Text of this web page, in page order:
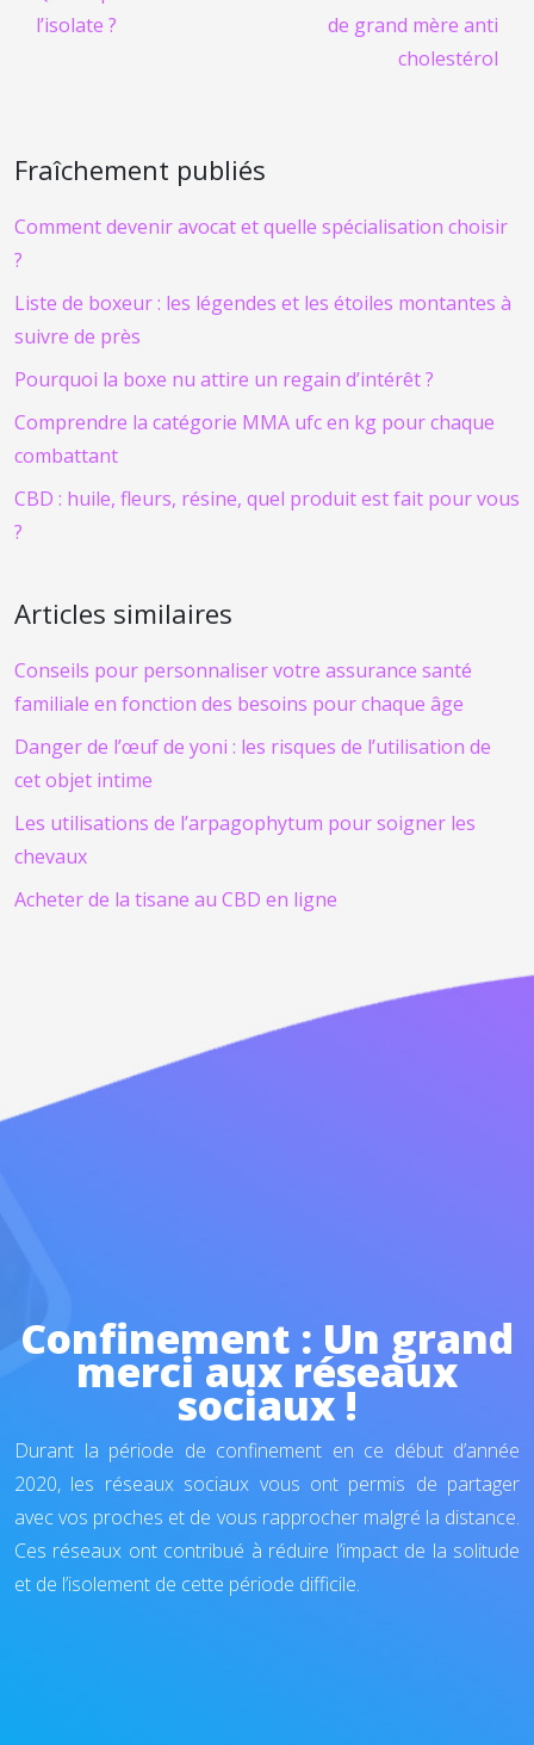
l’isolate ?
de grand mère anti
cholestérol
Fraîchement publiés
Comment devenir avocat et quelle spécialisation choisir
?
Liste de boxeur : les légendes et les étoiles montantes à
suivre de près
Pourquoi la boxe nu attire un regain d’intérêt ?
Comprendre la catégorie MMA ufc en kg pour chaque
combattant
CBD : huile, fleurs, résine, quel produit est fait pour vous
?
Articles similaires
Conseils pour personnaliser votre assurance santé
familiale en fonction des besoins pour chaque âge
Danger de l’œuf de yoni : les risques de l’utilisation de
cet objet intime
Les utilisations de l’arpagophytum pour soigner les
chevaux
Acheter de la tisane au CBD en ligne
Confinement : Un grand
merci aux réseaux
sociaux !
Durant la période de confinement en ce début d’année
2020, les réseaux sociaux vous ont permis de partager
avec vos proches et de vous rapprocher malgré la distance.
Ces réseaux ont contribué à réduire l’impact de la solitude
et de l’isolement de cette période difficile.